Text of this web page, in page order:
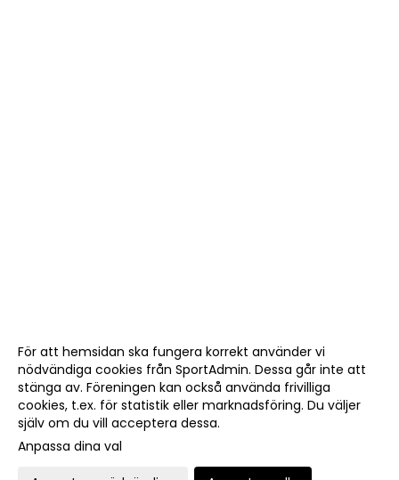
För att hemsidan ska fungera korrekt använder vi
nödvändiga cookies från SportAdmin. Dessa går inte att
stänga av. Föreningen kan också använda frivilliga
cookies, t.ex. för statistik eller marknadsföring. Du väljer
själv om du vill acceptera dessa.
Anpassa dina val